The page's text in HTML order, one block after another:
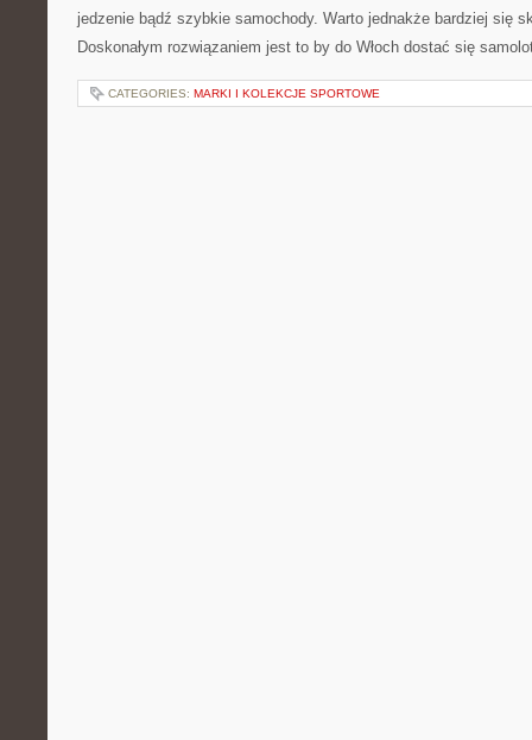
jedzenie bądź szybkie samochody. Warto jednakże bardziej się
Doskonałym rozwiązaniem jest to by do Włoch dostać się
CATEGORIES: MARKI I KOLEKCJE SPORTOWE